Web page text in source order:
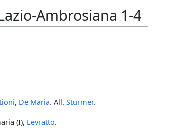
Ambrosiana 1-4
, De Maria. All. Sturmer.
(I), Levratto.